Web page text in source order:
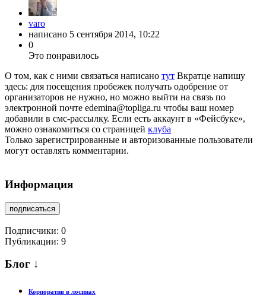
varo
написано 5 сентября 2014, 10:22
0
Это понравилось
О том, как с ними связаться написано тут Вкратце напишу
здесь: для посещения пробежек получать одобрение от
организаторов не нужно, но можно выйти на связь по
электронной почте edemina@topliga.ru чтобы ваш номер
добавили в смс-рассылку. Если есть аккаунт в «Фейсбуке»,
можно ознакомиться со страницей клуба
Только зарегистрированные и авторизованные пользователи
могут оставлять комментарии.
Информация
подписаться
Подписчики: 0
Публикации: 9
Блог ↓
Корпоратив в лосинах